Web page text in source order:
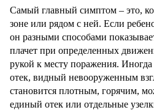
Самый главный симптом – это,
зоне или рядом с ней. Если
он разными способами
плачет при определенных
рукой к месту поражения.
отек, видный невооруженным
становится плотным, горячим,
единый отек или отдельные